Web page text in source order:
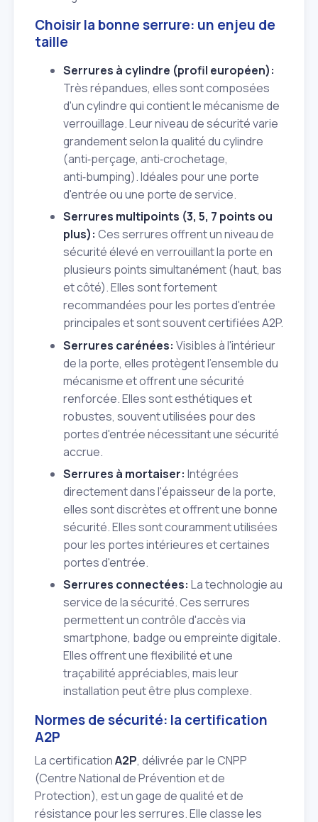
Choisir la bonne serrure: un enjeu de
taille
Serrures à cylindre (profil européen):
Très répandues, elles sont composées
d'un cylindre qui contient le mécanisme de
verrouillage. Leur niveau de sécurité varie
grandement selon la qualité du cylindre
(anti‑perçage, anti‑crochetage,
anti‑bumping). Idéales pour une porte
d'entrée ou une porte de service.
Serrures multipoints (3, 5, 7 points ou
plus): Ces serrures offrent un niveau de
sécurité élevé en verrouillant la porte en
plusieurs points simultanément (haut, bas
et côté). Elles sont fortement
recommandées pour les portes d'entrée
principales et sont souvent certifiées A2P.
Serrures carénées: Visibles à l'intérieur
de la porte, elles protègent l'ensemble du
mécanisme et offrent une sécurité
renforcée. Elles sont esthétiques et
robustes, souvent utilisées pour des
portes d'entrée nécessitant une sécurité
accrue.
Serrures à mortaiser: Intégrées
directement dans l'épaisseur de la porte,
elles sont discrètes et offrent une bonne
sécurité. Elles sont couramment utilisées
pour les portes intérieures et certaines
portes d'entrée.
Serrures connectées: La technologie au
service de la sécurité. Ces serrures
permettent un contrôle d'accès via
smartphone, badge ou empreinte digitale.
Elles offrent une flexibilité et une
traçabilité appréciables, mais leur
installation peut être plus complexe.
Normes de sécurité: la certification
A2P
La certificationA2P, délivrée par le CNPP
(Centre National de Prévention et de
Protection), est un gage de qualité et de
résistance pour les serrures. Elle classe les